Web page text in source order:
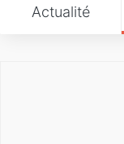
Actualité